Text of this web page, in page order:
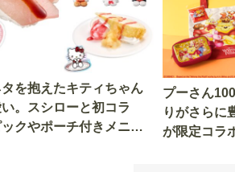
を抱えたキティちゃん
。スシローと初コラ
クやポーチ付きメニュ
プーさん
りがさらに
が限定コラ